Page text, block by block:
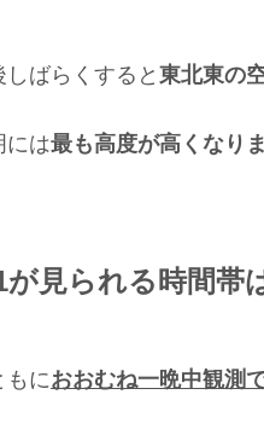
ばらくすると東北東の
には最も高度が高くなり
見られる時間帯
もにおおむね一晩中観測